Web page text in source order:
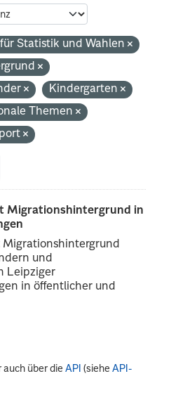
Statistik und Wahlen
Kindergarten
Themen
Migrationshintergrund in
und
Leipziger
in öffentlicher und
auch über dieAPI (sieheAPI-